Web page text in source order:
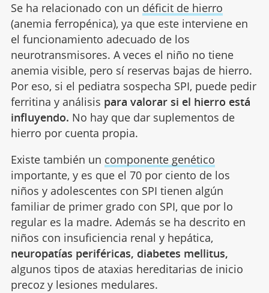
Se ha relacionado con un déficit de hierro
(anemia ferropénica), ya que este interviene en
el funcionamiento adecuado de los
neurotransmisores. A veces el niño no tiene
anemia visible, pero sí reservas bajas de hierro.
Por eso, si el pediatra sospecha SPI, puede pedir
ferritina y análisis para valorar si el hierro está
influyendo. No hay que dar suplementos de
hierro por cuenta propia.
Existe también un componente genético
importante, y es que el 70 por ciento de los
niños y adolescentes con SPI tienen algún
familiar de primer grado con SPI, que por lo
regular es la madre. Además se ha descrito en
niños con insuficiencia renal y hepática,
neuropatías periféricas, diabetes mellitus,
algunos tipos de ataxias hereditarias de inicio
precoz y lesiones medulares.